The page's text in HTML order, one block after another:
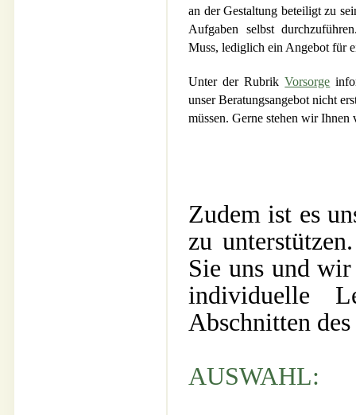
an der Gestaltung beteiligt zu
Aufgaben selbst
Muss, lediglich ein Angebot für
Unter der RubrikVorsorge
unser Beratungsangebot nicht
müssen. Gerne stehen wir Ihnen
Zudem ist es
zu
Sie uns und
individuelle
Abschnitten
AUSWAHL: